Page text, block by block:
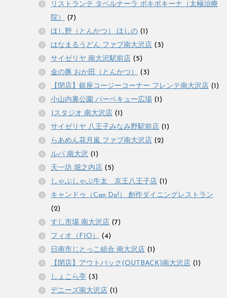
リストランテ タベルナーラ ボキボキーナ（太極治療
院）
(7)
ほし野（とんかつ） ほしの (1)
はなまるうどん ファブ南大沢店 (3)
サイゼリヤ 南大沢駅前店 (5)
金の豚 おか田（とんかつ）
(3)
【閉店】銀座コージーコーナー フレンテ南大沢店 (1)
小山内裏公園 バーベキュー広場 (1)
Jスタジオ 南大沢店 (1)
サイゼリヤ 八王子みなみ野駅前店 (1)
らあめん花月嵐 ファブ南大沢店 (2)
ルパ 南大沢 (1)
天一坊 堀之内店 (5)
しゃぶしゃぶ牛太 京王八王子店 (1)
キャンドゥ（Can Do!） 創作ダイニングレストラン
(2)
すし市場 南大沢店 (7)
フィオ（FIO）
(4)
日南市じとっこ組合 南大沢店 (1)
【閉店】アウトバック(OUTBACK)南大沢店 (1)
しょこら亭 (3)
デニーズ南大沢店 (1)